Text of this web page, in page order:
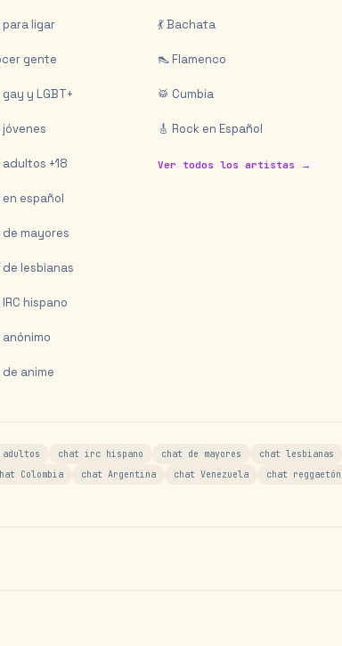
para ligar
gente
y LGBT+
+18
español
de mayores
de lesbianas
hispano
anime
💃 Bachata
👠 Flamenco
🥁 Cumbia
🎸 Rock en Español
Ver todos los artistas →
chat irc hispano chat de mayores chat lesbianas
Colombia chat Argentina chat Venezuela chat reggaetón